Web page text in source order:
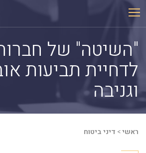
Skip
to
content
"השיטה" של
לדחיית תביעות
וגניבה
ראשי> דיני ביטוח